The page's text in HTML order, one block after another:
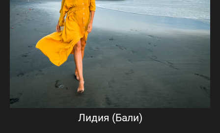
Лидия (Бали)